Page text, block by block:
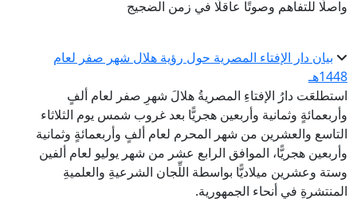
واصلًا للتفاهم وصوتًا عاقلًا في زمن الضجيج
بيان دار الإفتاء المصرية حول رؤية هلال شهر صفر لعام
1448هـ
استطلعَت دارُ الإفتاءِ المصريةُ هلالَ شهرِ صفر لعام ألفٍ
وأربعمائةٍ وثمانية وأربعين هجريًّا بعد غروب شمس يوم الثلاثاء
التاسع والعشرين من شهر المحرم لعام ألفٍ وأربعمائةٍ وثمانية
وأربعين هجريًّا، الموافق الرابع عشر من شهر يوليو لعام ألفين
وستة وعشرين ميلاديًّا بواسطة اللِّجان الشرعيةِ والعلميةِ
المنتشرةِ في أنحاء الجمهورية.